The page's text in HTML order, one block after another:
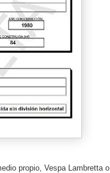
propio, Vespa Lambretta o